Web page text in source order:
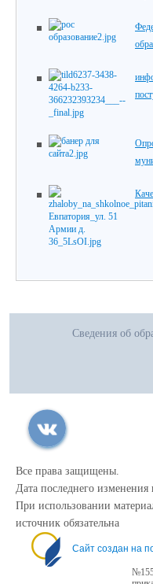
Сведения об
Все права защищены.
Дата последнего изменения
При использовании
источник обязательна
Сайт создан на